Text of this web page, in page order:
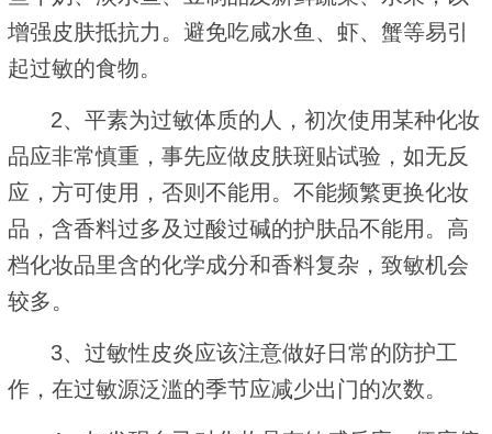
增强皮肤抵抗力。避免吃咸水鱼、虾、蟹等易引
起过敏的食物。
2、平素为过敏体质的人，初次使用某种化妆
品应非常慎重，事先应做皮肤斑贴试验，如无反
应，方可使用，否则不能用。不能频繁更换化妆
品，含香料过多及过酸过碱的护肤品不能用。高
档化妆品里含的化学成分和香料复杂，致敏机会
较多。
3、过敏性皮炎应该注意做好日常的防护工
作，在过敏源泛滥的季节应减少出门的次数。